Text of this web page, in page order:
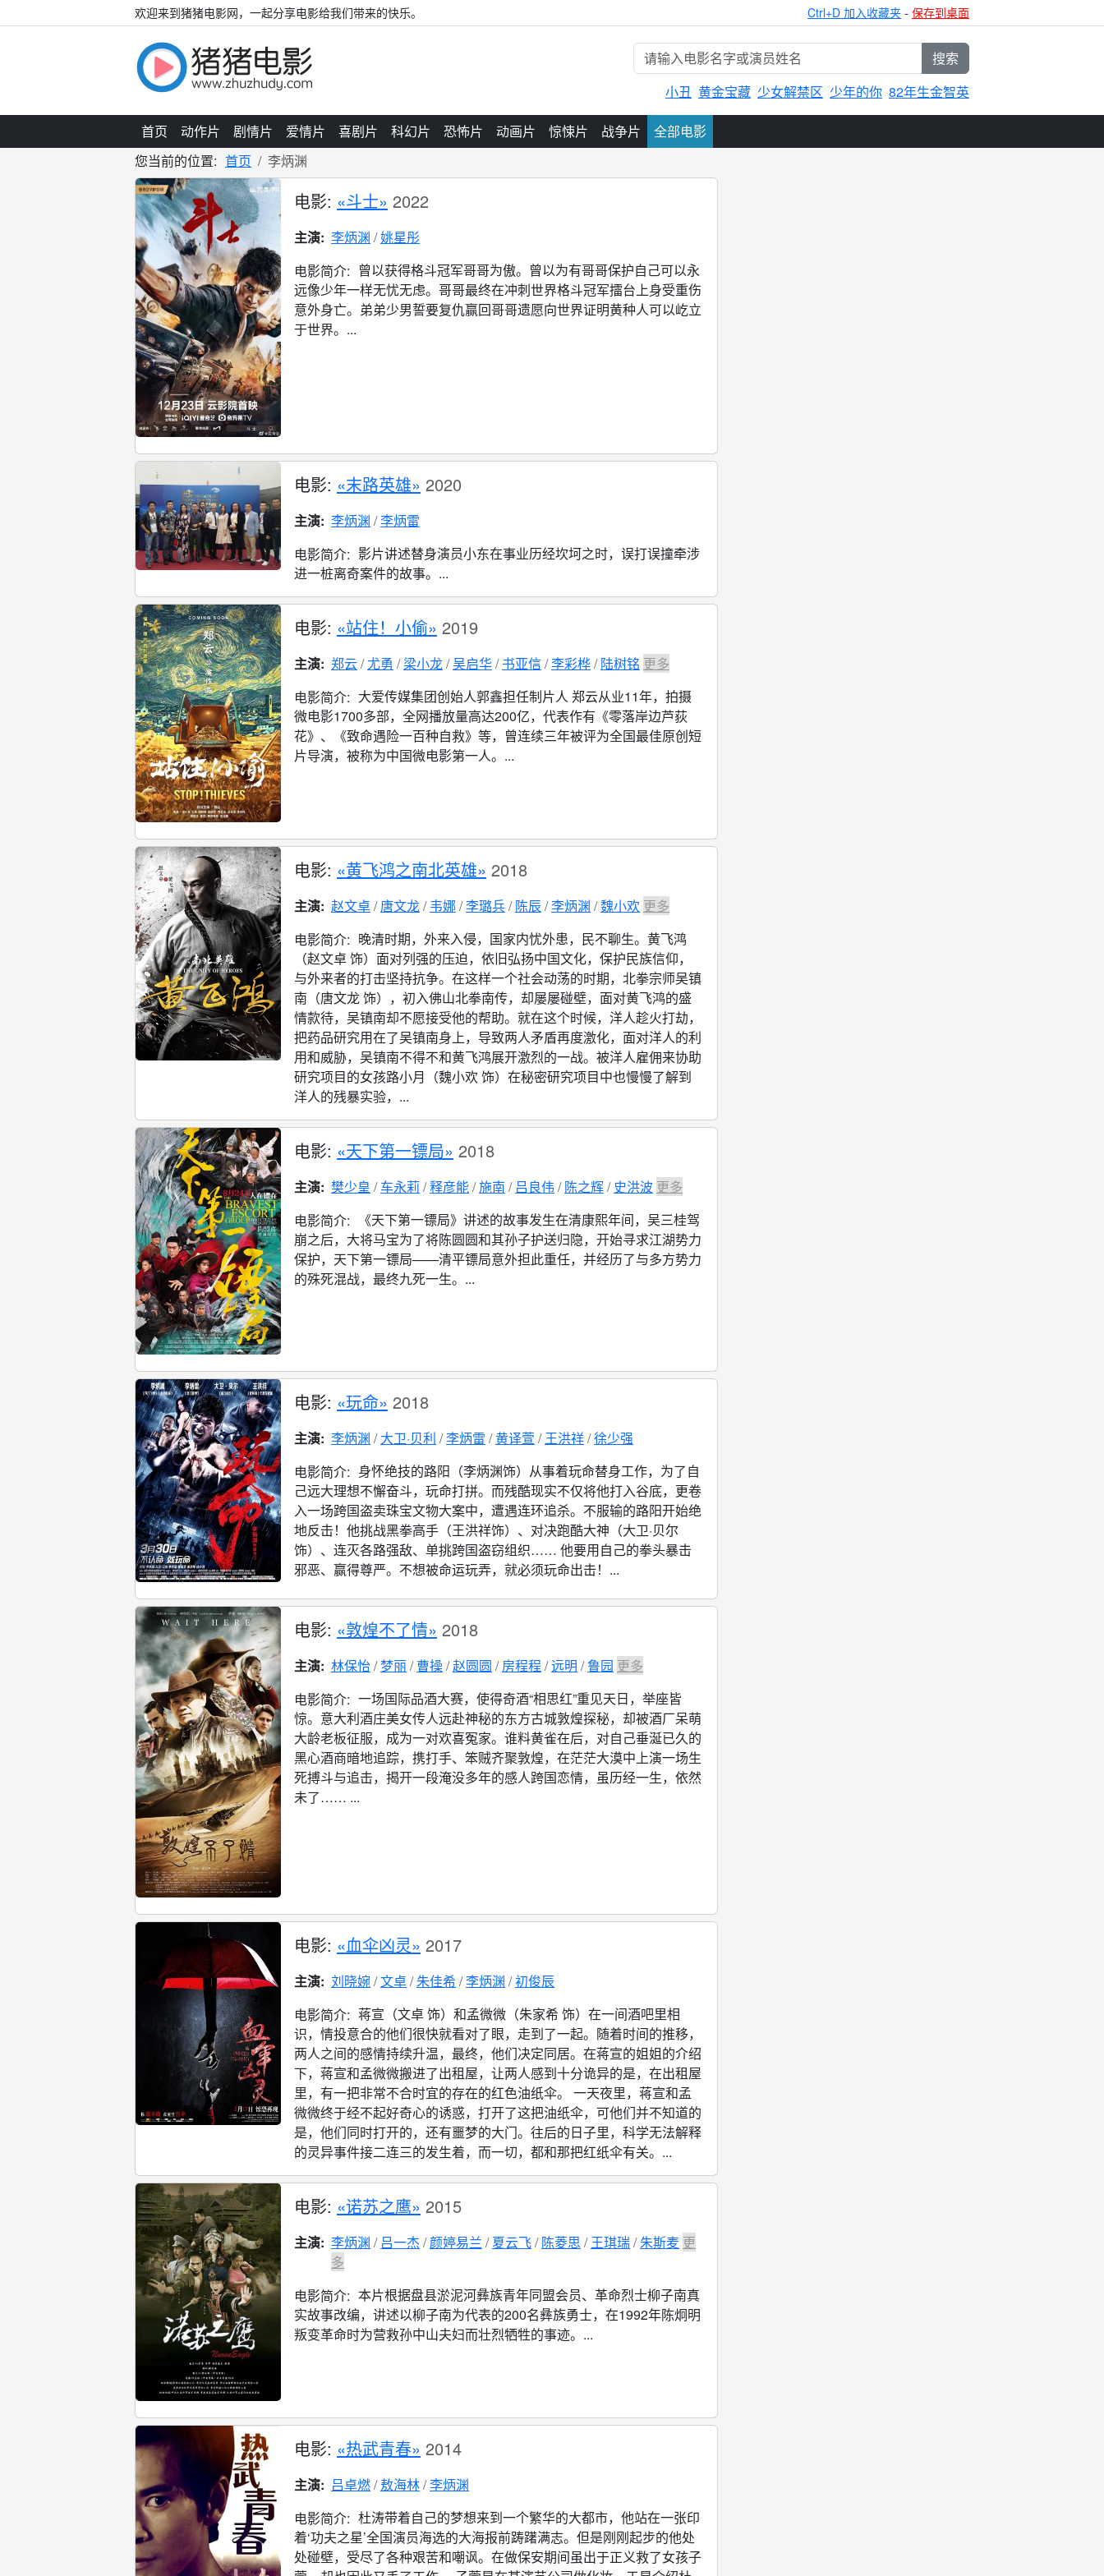
欢迎来到猪猪电影网，一起分享电影给我们带来的快乐。 Ctrl+D 加入收藏夹 - 保存到桌面
搜索
小丑 黄金宝藏 少女解禁区 少年的你 82年生金智英
首页 动作片 剧情片 爱情片 喜剧片 科幻片 恐怖片 动画片 惊悚片 战争片
全部电影
您当前的位置: 首页 李炳渊
电影: «斗士» 2022
主演: 李炳渊 姚星彤
电影简介: 曾以获得格斗冠军哥哥为傲。曾以为有哥哥保护自己可以永
远像少年一样无忧无虑。哥哥最终在冲刺世界格斗冠军擂台上身受重伤
意外身亡。弟弟少男誓要复仇赢回哥哥遗愿向世界证明黄种人可以屹立
于世界。...
电影: «末路英雄» 2020
主演: 李炳渊 李炳雷
电影简介: 影片讲述替身演员小东在事业历经坎坷之时，误打误撞牵涉
进一桩离奇案件的故事。...
电影: «站住！小偷» 2019
主演: 郑云 尤勇 梁小龙 吴启华 书亚信 李彩桦 陆树铭 更多
电影简介: 大爱传媒集团创始人郭鑫担任制片人 郑云从业11年，拍摄
微电影1700多部，全网播放量高达200亿，代表作有《零落岸边芦荻
花》、《致命遇险一百种自救》等，曾连续三年被评为全国最佳原创短
片导演，被称为中国微电影第一人。...
电影: «黄飞鸿之南北英雄» 2018
主演: 赵文卓 唐文龙 韦娜 李璐兵 陈辰 李炳渊 魏小欢 更多
电影简介: 晚清时期，外来入侵，国家内忧外患，民不聊生。黄飞鸿
（赵文卓 饰）面对列强的压迫，依旧弘扬中国文化，保护民族信仰，
与外来者的打击坚持抗争。在这样一个社会动荡的时期，北拳宗师吴镇
南（唐文龙 饰），初入佛山北拳南传，却屡屡碰壁，面对黄飞鸿的盛
情款待，吴镇南却不愿接受他的帮助。就在这个时候，洋人趁火打劫，
把药品研究用在了吴镇南身上，导致两人矛盾再度激化，面对洋人的利
用和威胁，吴镇南不得不和黄飞鸿展开激烈的一战。被洋人雇佣来协助
研究项目的女孩路小月（魏小欢 饰）在秘密研究项目中也慢慢了解到
洋人的残暴实验，...
电影: «天下第一镖局» 2018
主演: 樊少皇 车永莉 释彦能 施南 吕良伟 陈之辉 史洪波 更多
电影简介:
《天下第一镖局》讲述的故事发生在清康熙年间，吴三桂驾
崩之后，大将马宝为了将陈圆圆和其孙子护送归隐，开始寻求江湖势力
保护，天下第一镖局——清平镖局意外担此重任，并经历了与多方势力
的殊死混战，最终九死一生。...
电影: «玩命» 2018
主演: 李炳渊 大卫·贝利 李炳雷 黄译萱 王洪祥 徐少强
电影简介: 身怀绝技的路阳（李炳渊饰）从事着玩命替身工作，为了自
己远大理想不懈奋斗，玩命打拼。而残酷现实不仅将他打入谷底，更卷
入一场跨国盗卖珠宝文物大案中，遭遇连环追杀。不服输的路阳开始绝
地反击！他挑战黑拳高手（王洪祥饰）、对决跑酷大神（大卫·贝尔
饰）、连灭各路强敌、单挑跨国盗窃组织…… 他要用自己的拳头暴击
邪恶、赢得尊严。不想被命运玩弄，就必须玩命出击！...
电影: «敦煌不了情» 2018
主演: 林保怡 梦丽 曹操 赵圆圆 房程程 远明 鲁园 更多
电影简介: 一场国际品酒大赛，使得奇酒“相思红”重见天日，举座皆
惊。意大利酒庄美女传人远赴神秘的东方古城敦煌探秘，却被酒厂呆萌
大龄老板征服，成为一对欢喜冤家。谁料黄雀在后，对自己垂涎已久的
黑心酒商暗地追踪，携打手、笨贼齐聚敦煌，在茫茫大漠中上演一场生
死搏斗与追击，揭开一段淹没多年的感人跨国恋情，虽历经一生，依然
未了…… ...
电影: «血伞凶灵» 2017
主演: 刘晓婉 文卓 朱佳希 李炳渊 初俊辰
电影简介: 蒋宣（文卓 饰）和孟微微（朱家希 饰）在一间酒吧里相
识，情投意合的他们很快就看对了眼，走到了一起。随着时间的推移，
两人之间的感情持续升温，最终，他们决定同居。在蒋宣的姐姐的介绍
下，蒋宣和孟微微搬进了出租屋，让两人感到十分诡异的是，在出租屋
里，有一把非常不合时宜的存在的红色油纸伞。 一天夜里，蒋宣和孟
微微终于经不起好奇心的诱惑，打开了这把油纸伞，可他们并不知道的
是，他们同时打开的，还有噩梦的大门。往后的日子里，科学无法解释
的灵异事件接二连三的发生着，而一切，都和那把红纸伞有关。...
电影: «诺苏之鹰» 2015
主演: 李炳渊 吕一杰 颜婷易兰 夏云飞 陈菱思 王琪瑞 朱斯麦 更
多
电影简介: 本片根据盘县淤泥河彝族青年同盟会员、革命烈士柳子南真
实故事改编，讲述以柳子南为代表的200名彝族勇士，在1992年陈炯明
叛变革命时为营救孙中山夫妇而壮烈牺牲的事迹。...
电影: «热武青春» 2014
主演: 吕卓燃 敖海林 李炳渊
电影简介: 杜涛带着自己的梦想来到一个繁华的大都市，他站在一张印
着‘功夫之星’全国演员海选的大海报前踌躇满志。但是刚刚起步的他处
处碰壁，受尽了各种艰苦和嘲讽。在做保安期间虽出于正义救了女孩子